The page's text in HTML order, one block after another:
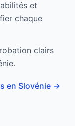
et
chaque
clairs
en Slovénie →